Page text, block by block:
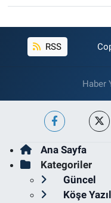
RSS
Haber
Ana Sayfa
Kategoriler
Güncel
Köşe